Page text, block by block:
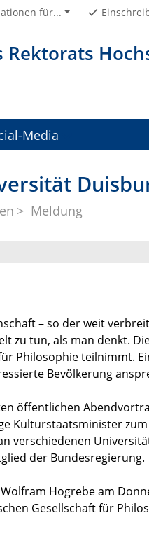
Rektorats
für...
Media
Meldung
– so der weit
zu tun, als man denkt.
Philosophie teilnimmt.
Bevölkerung
öffentlichen
Kulturstaatsminister zum
verschiedenen
der Bundesregierung.
Hogrebe am
Gesellschaft für